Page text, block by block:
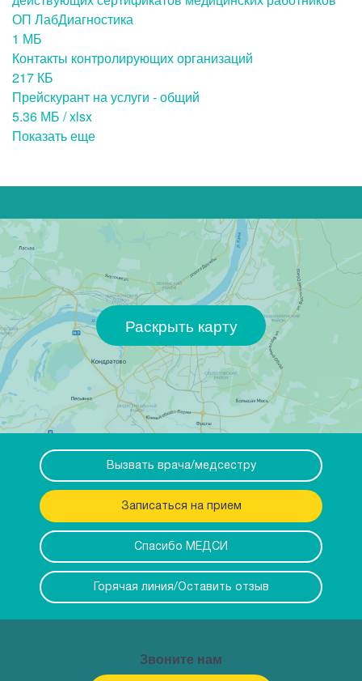
ОП ЛабДиагностика
1 МБ
Контакты контролирующих организаций
217 КБ
Прейскурант на услуги - общий
5.36 МБ / xlsx
Показать еще
Раскрыть карту
Вызвать врача/медсестру
Записаться на прием
Спасибо МЕДСИ
Горячая линия/Оставить отзыв
Звоните нам